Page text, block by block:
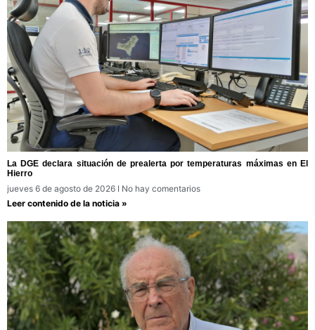
La DGE declara situación de prealerta por temperaturas máximas en El
Hierro
jueves 6 de agosto de 2026
No hay comentarios
Leer contenido de la noticia »